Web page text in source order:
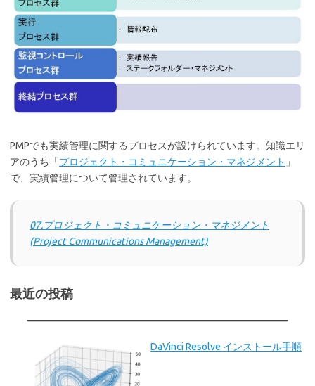
PMPでも実績管理に関するプロセスが設けられています。知識エリ
アのうち「プロジェクト・コミュニケーション・マネジメント 」
で、実績管理について管理されています。
07.プロジェクト・コミュニケーション・マネジメント
(Project Communications Management)
最近の投稿
DaVinci Resolve インストール手順